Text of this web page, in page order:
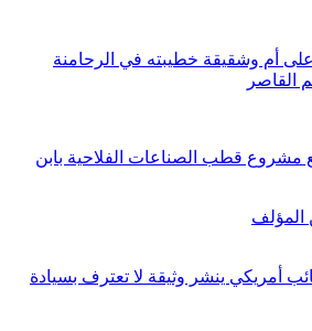
أم وشقيقة خطيبته في الرحامنة
القاصر
مشروع قطب الصناعات الفلاحية بابن
المؤلف
أمريكي ينشر وثيقة لا تعترف بسيادة